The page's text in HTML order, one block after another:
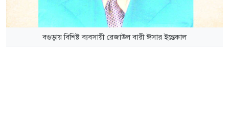
বগুড়ায় বিশিষ্ট ব্যবসায়ী রেজাউল বারী ঈসার ইন্তেকাল